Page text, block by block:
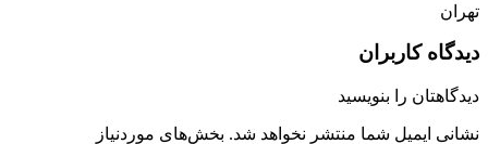
تهران
دیدگاه کاربران
دیدگاهتان را بنویسید
نشانی ایمیل شما منتشر نخواهد شد. بخش‌های موردنیاز